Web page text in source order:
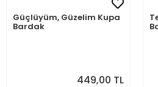
Güçlüyüm, Güzelim Kupa
Bardak
449,00 TL